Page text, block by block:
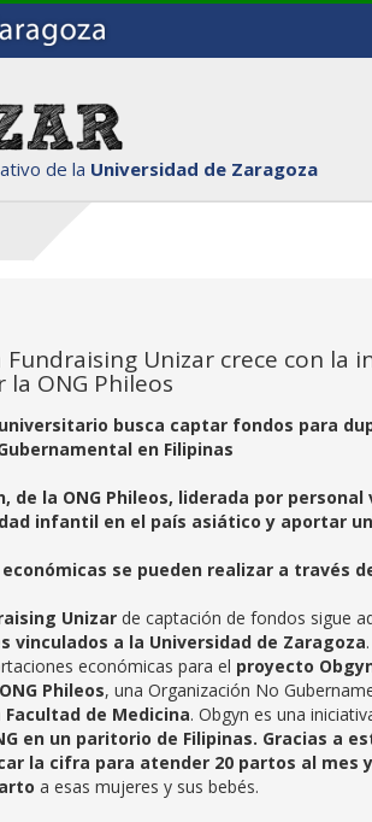
de la Universidad de Zaragoza
Unizar crece con la
ONG Phileos
busca captar fondos para
en Filipinas
de la ONG Phileos, liderada por
infantil en el país asiático y aportar
se pueden realizar a través
Unizar de captación de fondos sigue
vinculados a la Universidad de Zaragoza
económicas para el proyecto
ONG Phileos, una Organización No
de Medicina. Obgyn es una
en un paritorio de Filipinas. Gracias a
la cifra para atender 20 partos al
a esas mujeres y sus bebés.